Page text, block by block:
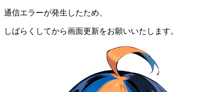
通信エラーが発生したため、
しばらくしてから画面更新をお願いいたします。